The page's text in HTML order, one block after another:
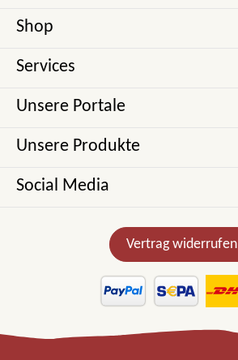
Shop
Services
Unsere Portale
Unsere Produkte
Social Media
Vertrag widerrufen